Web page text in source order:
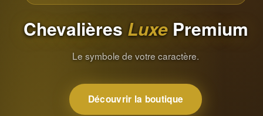
ChevalièresLuxePremium
Le symbole de votre caractère.
Découvrir la boutique